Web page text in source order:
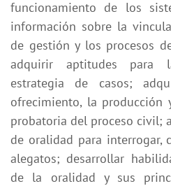
funcionamiento de los
información sobre la
de gestión y los procesos
adquirir aptitudes para
estrategia de casos;
ofrecimiento, la
probatoria del proceso civil;
de oralidad para interrogar,
alegatos; desarrollar
de la oralidad y sus